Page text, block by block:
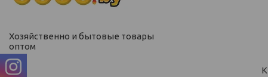
Хозяйственно и бытовые товары
оптом